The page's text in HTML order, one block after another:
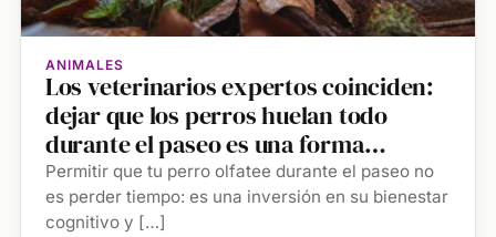
ANIMALES
Los veterinarios expertos coinciden:
dejar que los perros huelan todo
durante el paseo es una forma
controlada de mejorar su equilibrio
emocional
Permitir que tu perro olfatee durante el paseo no
es perder tiempo: es una inversión en su bienestar
cognitivo y […]